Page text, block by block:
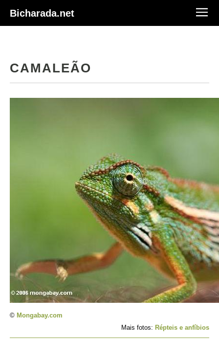
Bicharada.net
CAMALEÃO
© Mongabay.com
Mais fotos: Répteis e anfíbios